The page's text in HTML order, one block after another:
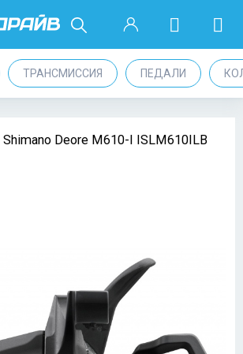
ТРАНСМИССИЯ ПЕДАЛИ
Deore M610-I ISLM610ILB